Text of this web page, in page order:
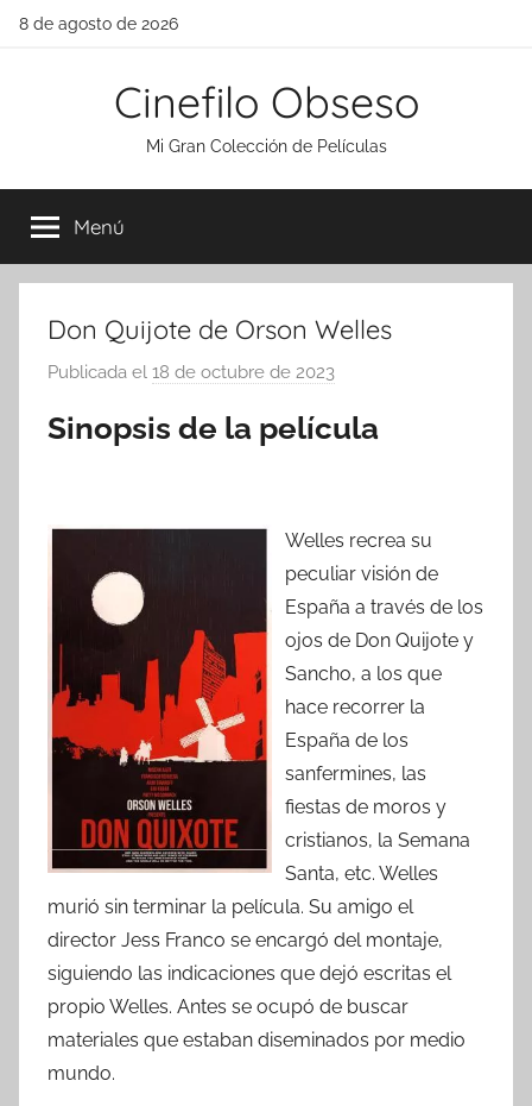
Saltar
8 de agosto de 2026
Cinefilo Obseso
Mi Gran Colección de Películas
Menú
Don Quijote de Orson Welles
Publicada el 18 de octubre de 2023
r
Sinopsis de la película
Welles recrea su
peculiar visión de
España a través de los
ojos de Don Quijote y
Sancho, a los que
hace recorrer la
España de los
sanfermines, las
fiestas de moros y
cristianos, la Semana
Santa, etc. Welles
murió sin terminar la película. Su amigo el
director Jess Franco se encargó del montaje,
siguiendo las indicaciones que dejó escritas el
propio Welles. Antes se ocupó de buscar
materiales que estaban diseminados por medio
mundo.